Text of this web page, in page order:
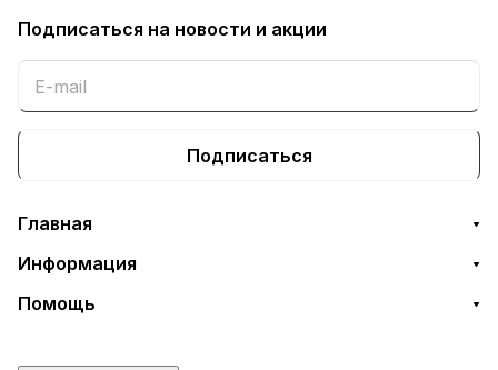
Подписаться на новости и акции
Подписаться
Главная
Информация
Помощь